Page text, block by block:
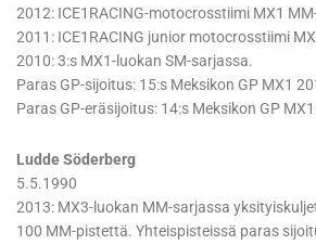
2012: ICE1RACING-motocrosstiimi MX1
2011: ICE1RACING junior motocrosstiimi
2010: 3:s MX1-luokan SM-sarjassa.
Paras GP-sijoitus: 15:s Meksikon GP MX1
Paras GP-eräsijoitus: 14:s Meksikon GP
Ludde Söderberg
5.5.1990
2013: MX3-luokan MM-sarjassa
100 MM-pistettä. Yhteispisteissä paras